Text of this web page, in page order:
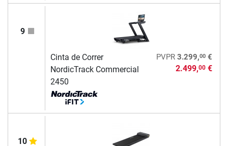
9
Cinta de Correr
NordicTrack Commercial
2450
PVPR 3.299,00€
2.499,00€
10